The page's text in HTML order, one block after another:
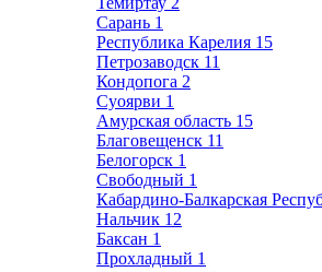
Сарань 1
Республика Карелия 15
Петрозаводск 11
Кондопога 2
Суоярви 1
Амурская область 15
Благовещенск 11
Белогорск 1
Свободный 1
Кабардино-Балкарская
Нальчик 12
Баксан 1
Прохладный 1